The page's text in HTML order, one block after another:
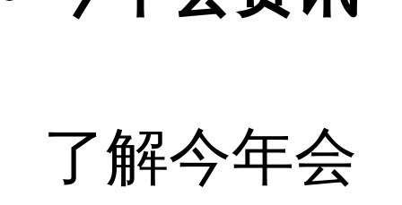
了解今年会